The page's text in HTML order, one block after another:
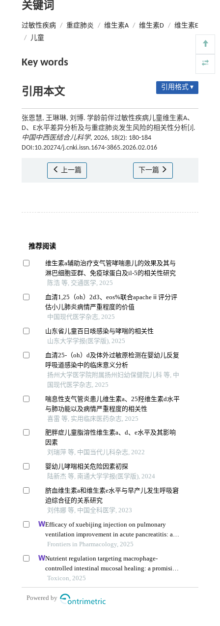
关键词
过敏性疾病 / 重症肺炎 / 维生素A / 维生素D / 维生素E
/
儿童
Key words
引用本文 引用格式 ▾
张恩慧, 王琳琳, 刘博. 学龄前伴过敏性疾病儿童维生素A、
D、E水平差异分析及与重症肺炎发生风险的相关性分析[J].
中国中西医结合儿科学, 2026, 18(2): 180-184
DOI:10.20274/j.cnki.issn.1674-3865.2026.02.016
上一篇 下一篇